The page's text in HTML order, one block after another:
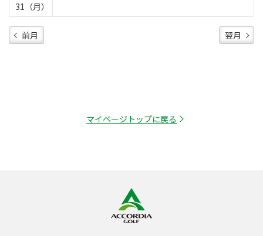
31（月）
前月 翌月
マイページトップに戻る